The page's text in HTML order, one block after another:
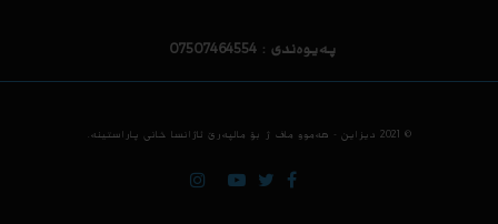
پەیوەندی : 07507464554
© 2021 دیزاین - هه‌موو ماف ژ بۆ مالپه‌رێ ئاژانسا خانی پاراستینه‌.